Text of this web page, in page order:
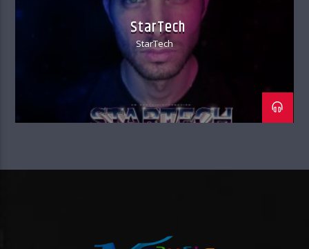
StarTech
StarTech